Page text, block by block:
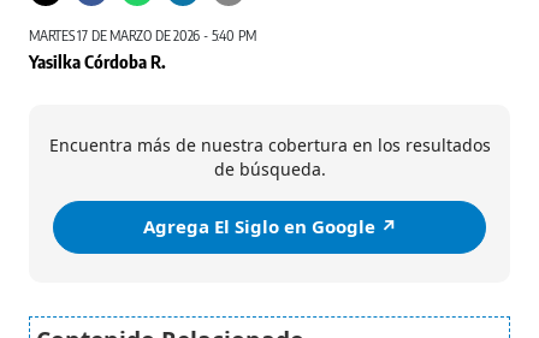
MARTES 17 DE MARZO DE 2026 - 5:40 PM
Yasilka Córdoba R.
Encuentra más de nuestra cobertura en los resultados
de búsqueda.
Agrega El Siglo en Google ↗️